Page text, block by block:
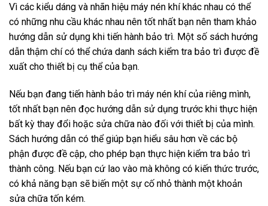
Vì các kiểu dáng và nhãn hiệu máy nén khí khác nhau có thể
có những nhu cầu khác nhau nên tốt nhất bạn nên tham khảo
hướng dẫn sử dụng khi tiến hành bảo trì. Một số sách hướng
dẫn thậm chí có thể chứa danh sách kiểm tra bảo trì được đề
xuất cho thiết bị cụ thể của bạn.
Nếu bạn đang tiến hành bảo trì máy nén khí của riêng mình,
tốt nhất bạn nên đọc hướng dẫn sử dụng trước khi thực hiện
bất kỳ thay đổi hoặc sửa chữa nào đối với thiết bị của mình.
Sách hướng dẫn có thể giúp bạn hiểu sâu hơn về các bộ
phận được đề cập, cho phép bạn thực hiện kiểm tra bảo trì
thành công. Nếu bạn cứ lao vào mà không có kiến ​​thức trước,
có khả năng bạn sẽ biến một sự cố nhỏ thành một khoản
sửa chữa tốn kém.